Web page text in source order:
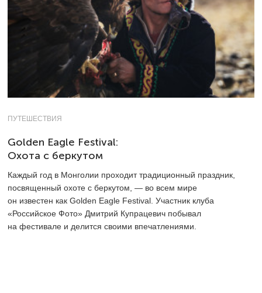
ПУТЕШЕСТВИЯ
Golden Eagle Festival:
Охота с беркутом
Каждый год в Монголии проходит традиционный праздник,
посвященный охоте с беркутом, — во всем мире
он известен как Golden Eagle Festival. Участник клуба
«Российское Фото» Дмитрий Купрацевич побывал
на фестивале и делится своими впечатлениями.